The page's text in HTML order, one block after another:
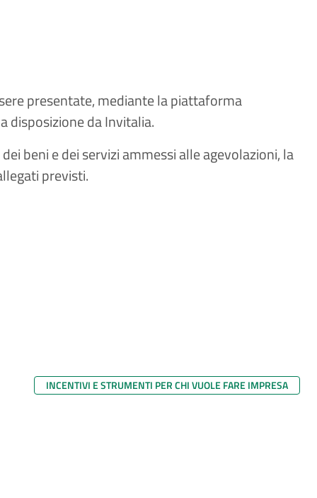
presentate, mediante la piattaforma
disposizione da Invitalia.
beni e dei servizi ammessi alle agevolazioni, la
previsti.
INCENTIVI E STRUMENTI PER CHI VUOLE FARE IMPRESA